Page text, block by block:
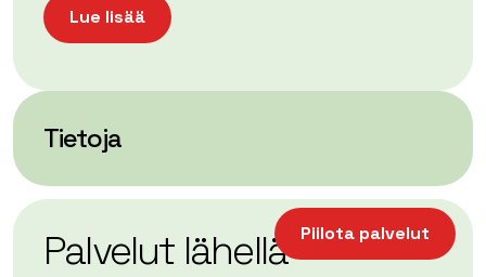
Lue lisää
Tietoja
−
Leaflet| ©OpenStreetMap
Piilota palvelut
Palvelut lähellä